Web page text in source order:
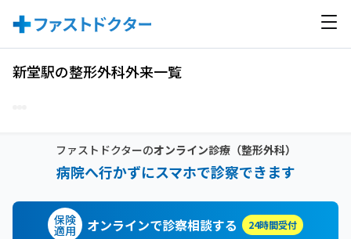
新堂駅の整形外科外来一覧
ファストドクターのオンライン診療（整形外科）
病院へ行かずにスマホで診察できます
保険
適用 オンラインで診察相談する 24時間受付